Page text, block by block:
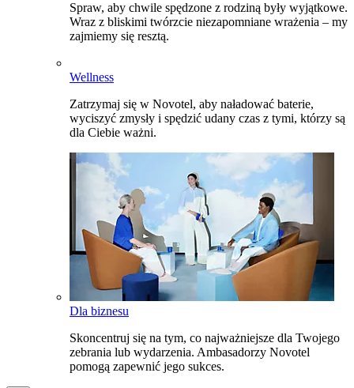
Spraw, aby chwile spędzone z rodziną były wyjątkowe.
Wraz z bliskimi twórzcie niezapomniane wrażenia – my
zajmiemy się resztą.
Wellness
Zatrzymaj się w Novotel, aby naładować baterie,
wyciszyć zmysły i spędzić udany czas z tymi, którzy są
dla Ciebie ważni.
Dla biznesu
Skoncentruj się na tym, co najważniejsze dla Twojego
zebrania lub wydarzenia. Ambasadorzy Novotel
pomogą zapewnić jego sukces.